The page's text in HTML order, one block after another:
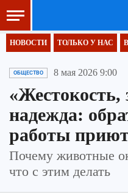
НОВОСТИ ТОЛЬКО У НАС
ОБЩЕСТВО 8 мая 2026 9:00
«Жестокость,
надежда:
работы
Почему животные
что с этим делать